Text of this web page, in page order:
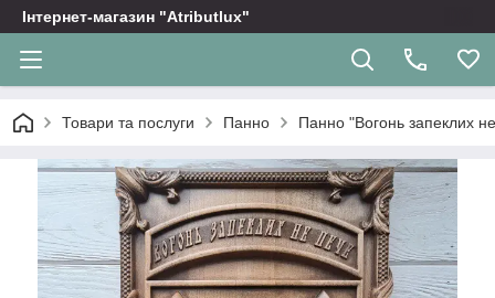
Інтернет-магазин "Atributlux"
Товари та послуги Панно Панно "Вогонь запеклих